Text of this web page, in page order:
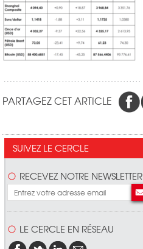
PARTAGEZ CET ARTICLE
SUIVEZ LE CERCLE
RECEVEZ NOTRE NEWSLETTER
LE CERCLE EN RÉSEAU